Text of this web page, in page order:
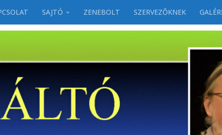
SAJTÓ ZENEBOLT SZERVEZŐKNEK